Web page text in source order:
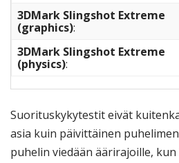
3DMark Slingshot Extreme
(graphics):
3DMark Slingshot Extreme
(physics):
Suorituskykytestit eivät
asia kuin päivittäinen
puhelin viedään äärirajoille,